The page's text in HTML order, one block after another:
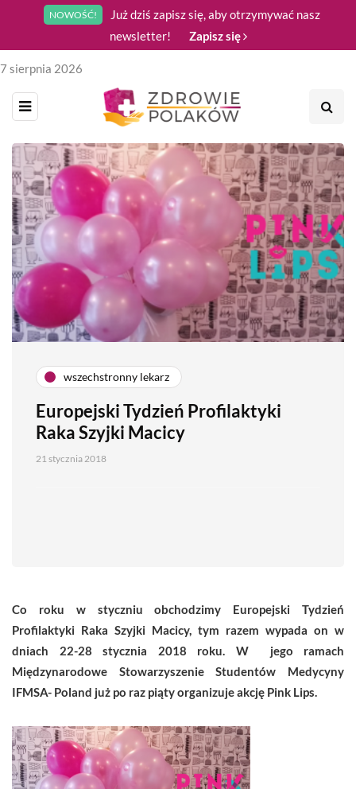
NOWOŚĆ!
Już dziś zapisz się, aby otrzymywać nasz
newsletter!
Zapisz się
7 sierpnia 2026
wszechstronny lekarz
Europejski Tydzień Profilaktyki
Raka Szyjki Macicy
21 stycznia 2018
Co roku w styczniu obchodzimy Europejski Tydzień
Profilaktyki Raka Szyjki Macicy, tym razem wypada on w
dniach 22-28 stycznia 2018 roku. W jego ramach
Międzynarodowe Stowarzyszenie Studentów Medycyny
IFMSA- Poland już po raz piąty organizuje akcję Pink Lips.